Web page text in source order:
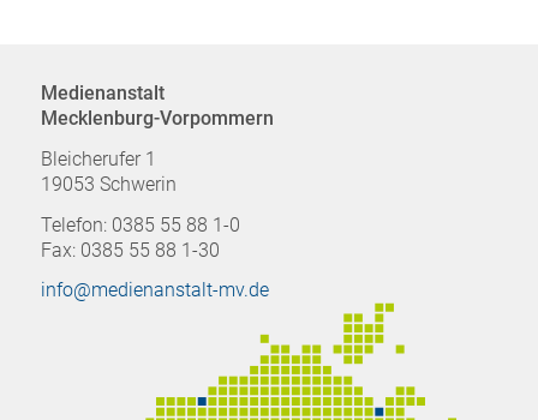
Medienanstalt
Mecklenburg-Vorpommern
Bleicherufer 1
19053 Schwerin
Telefon: 0385 55 88 1-0
Fax: 0385 55 88 1-30
info@medienanstalt-mv.de